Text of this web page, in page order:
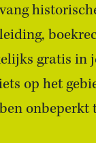
gratis in
op het
onbeperkt